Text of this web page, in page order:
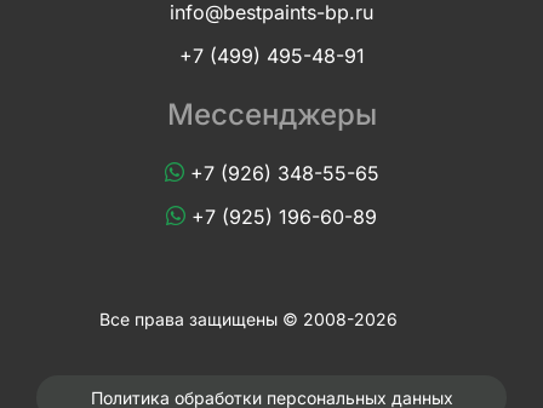
info@bestpaints-bp.ru
+7 (499) 495-48-91
Мессенджеры
+7 (926) 348-55-65
+7 (925) 196-60-89
Все права защищены © 2008-2026
Политика обработки персональных данных